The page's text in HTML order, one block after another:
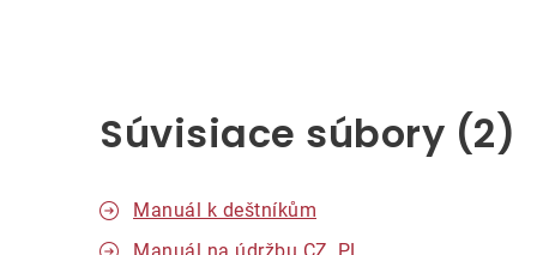
Súvisiace súbory (2)
Manuál k deštníkům